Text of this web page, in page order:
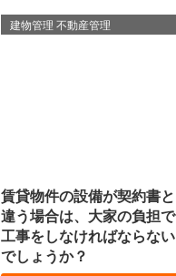
建物管理 不動産管理
賃貸物件の設備が契約書と
違う場合は、大家の負担で
工事をしなければならない
でしょうか？